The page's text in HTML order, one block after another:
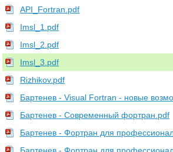
API_Fortran.pdf
Imsl_1.pdf
Imsl_2.pdf
Imsl_3.pdf
Rizhikov.pdf
Бартенев - Visual Fortran - новые
Бартенев - Современный фортран.pdf
Бартенев - Фортран для